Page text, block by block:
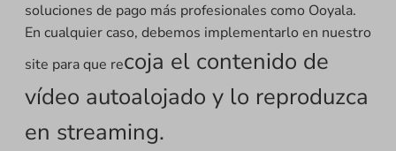
soluciones de pago más profesionales como Ooyala.
En cualquier caso, debemos implementarlo en nuestro
site para que recoja el contenido de
vídeo autoalojado y lo reproduzca
en streaming.